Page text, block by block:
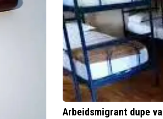
Arbeidsmigrant dupe